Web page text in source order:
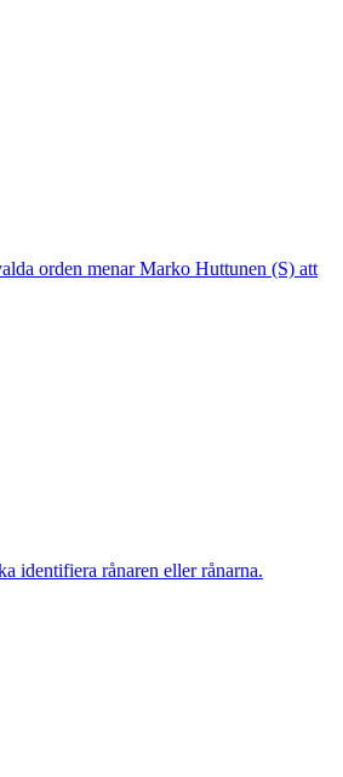
orden menar Marko Huttunen (S) att
identifiera rånaren eller rånarna.